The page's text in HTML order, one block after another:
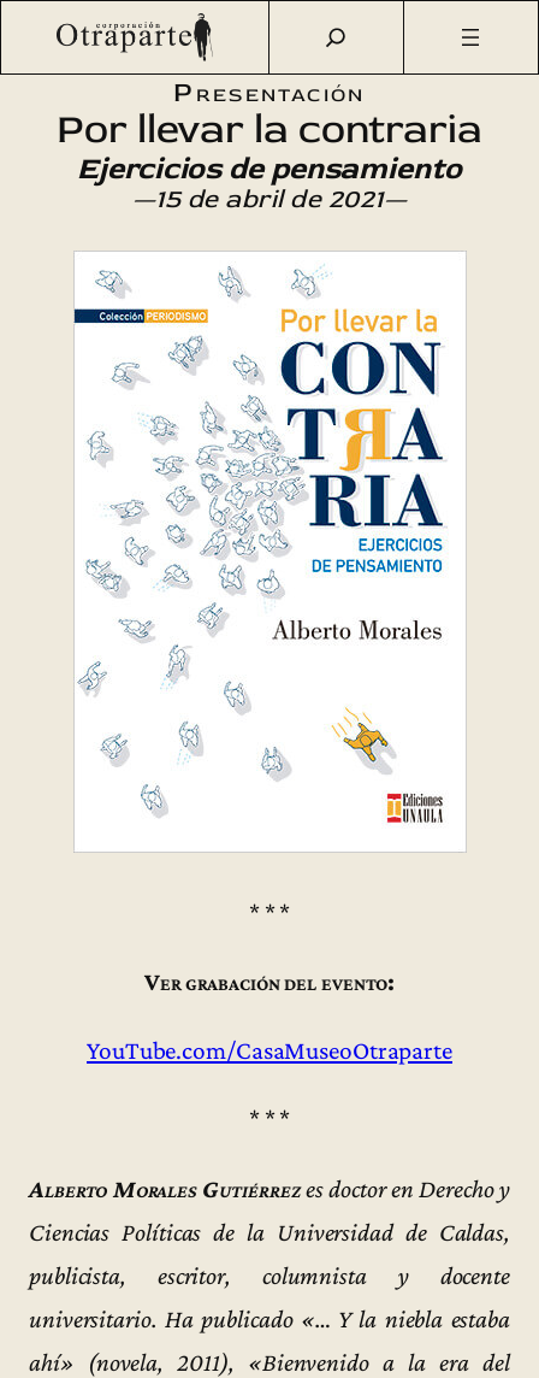
Saltar
Otraparte.org/Agenda Cultural Literatura
Por llevar la
Presentación
Por llevar la contraria
Ejercicios de pensamiento
—15 de abril de 2021—
* * *
Ver grabación del evento:
YouTube.com/CasaMuseoOtraparte
* * *
Alberto Morales Gutiérrezes doctor en Derecho y
Ciencias Políticas de la Universidad de Caldas,
publicista, escritor, columnista y docente
universitario. Ha publicado «… Y la niebla estaba
ahí» (novela, 2011), «Bienvenido a la era del